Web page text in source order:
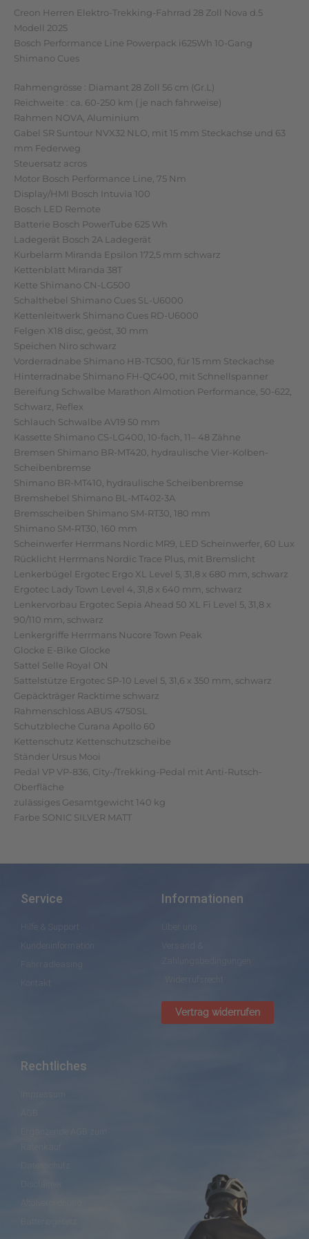
Creon Herren Elektro-Trekking-Fahrrad 28 Zoll Nova d.5
Modell 2025
Bosch Performance Line Powerpack i625Wh 10-Gang
Shimano Cues
Rahmengrösse : Diamant 28 Zoll 56 cm (Gr.L)
Reichweite : ca. 60-250 km ( je nach fahrweise)
Rahmen NOVA, Aluminium
Gabel SR Suntour NVX32 NLO, mit 15 mm Steckachse und 63
mm Federweg
Steuersatz acros
Motor Bosch Performance Line, 75 Nm
Display/HMI Bosch Intuvia 100
Bosch LED Remote
Batterie Bosch PowerTube 625 Wh
Ladegerät Bosch 2A Ladegerät
Kurbelarm Miranda Epsilon 172,5 mm schwarz
Kettenblatt Miranda 38T
Kette Shimano CN-LG500
Schalthebel Shimano Cues SL-U6000
Kettenleitwerk Shimano Cues RD-U6000
Felgen X18 disc, geöst, 30 mm
Speichen Niro schwarz
Vorderradnabe Shimano HB-TC500, für 15 mm Steckachse
Hinterradnabe Shimano FH-QC400, mit Schnellspanner
Bereifung Schwalbe Marathon Almotion Performance, 50-622,
Schwarz, Reflex
Schlauch Schwalbe AV19 50 mm
Kassette Shimano CS-LG400, 10-fach, 11– 48 Zähne
Bremsen Shimano BR-MT420, hydraulische Vier-Kolben-
Scheibenbremse
Shimano BR-MT410, hydraulische Scheibenbremse
Bremshebel Shimano BL-MT402-3A
Bremsscheiben Shimano SM-RT30, 180 mm
Shimano SM-RT30, 160 mm
Scheinwerfer Herrmans Nordic MR9, LED Scheinwerfer, 60 Lux
Rücklicht Herrmans Nordic Trace Plus, mit Bremslicht
Lenkerbügel Ergotec Ergo XL Level 5, 31,8 x 680 mm, schwarz
Ergotec Lady Town Level 4, 31,8 x 640 mm, schwarz
Lenkervorbau Ergotec Sepia Ahead 50 XL Fi Level 5, 31,8 x
90/110 mm, schwarz
Lenkergriffe Herrmans Nucore Town Peak
Glocke E-Bike Glocke
Sattel Selle Royal ON
Sattelstütze Ergotec SP-10 Level 5, 31,6 x 350 mm, schwarz
Gepäckträger Racktime schwarz
Rahmenschloss ABUS 4750SL
Schutzbleche Curana Apollo 60
Kettenschutz Kettenschutzscheibe
Ständer Ursus Mooi
Pedal VP VP-836, City-/Trekking-Pedal mit Anti-Rutsch-
Oberfläche
zulässiges Gesamtgewicht 140 kg
Farbe SONIC SILVER MATT
Service
Hilfe & Support
Informationen
Vertrag widerrufen
Rechtliches